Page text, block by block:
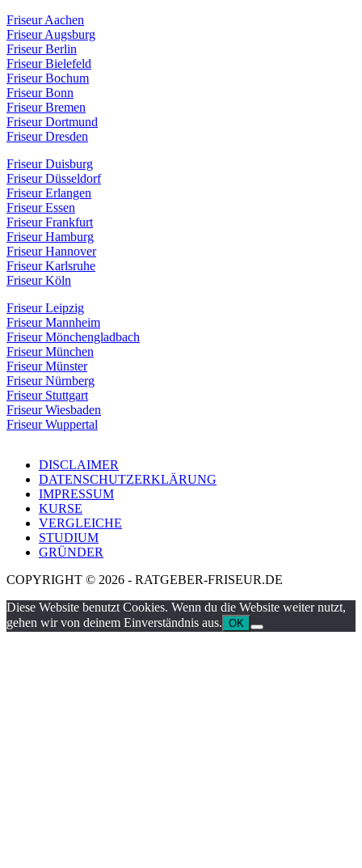
Friseur Aachen
Friseur Augsburg
Friseur Berlin
Friseur Bielefeld
Friseur Bochum
Friseur Bonn
Friseur Bremen
Friseur Dortmund
Friseur Dresden
Friseur Duisburg
Friseur Düsseldorf
Friseur Erlangen
Friseur Essen
Friseur Frankfurt
Friseur Hamburg
Friseur Hannover
Friseur Karlsruhe
Friseur Köln
Friseur Leipzig
Friseur Mannheim
Friseur Mönchengladbach
Friseur München
Friseur Münster
Friseur Nürnberg
Friseur Stuttgart
Friseur Wiesbaden
Friseur Wuppertal
DISCLAIMER
DATENSCHUTZERKLÄRUNG
IMPRESSUM
KURSE
VERGLEICHE
STUDIUM
GRÜNDER
COPYRIGHT © 2026 - RATGEBER-FRISEUR.DE
Diese Website benutzt Cookies. Wenn du die Website weiter nutzt,
gehen wir von deinem Einverständnis aus. OK